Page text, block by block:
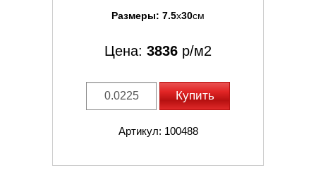
Размеры: 7.5x30см
Цена: 3836 р/м2
Купить
Артикул: 100488